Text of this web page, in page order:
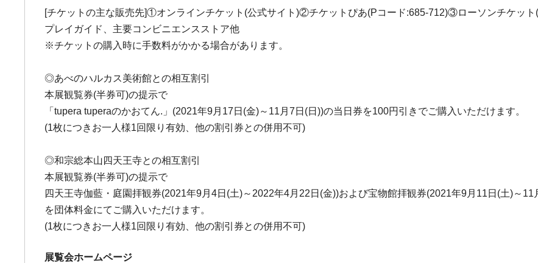
[チケットの主な販売先]①オンラインチケット(公式サイト)②チケットぴあ(Pコード:685-712)③ローソンチケッ
プレイガイド、主要コンビニエンスストア他
※チケットの購入時に手数料がかかる場合があります。
◎あべのハルカス美術館との相互割引
本展観覧券(半券可)の提示で
「tupera tuperaのかおてん.」(2021年9月17日(金)～11月7日(日))の当日券を100円引きでご購入いただけます。
(1枚につきお一人様1回限り有効、他の割引券との併用不可)
◎和宗総本山四天王寺との相互割引
本展観覧券(半券可)の提示で
四天王寺伽藍・庭園拝観券(2021年9月4日(土)～2022年4月22日(金))および宝物館拝観券(2021年9月11日(土)～11
を団体料金にてご購入いただけます。
(1枚につきお一人様1回限り有効、他の割引券との併用不可)
展覧会ホームページ